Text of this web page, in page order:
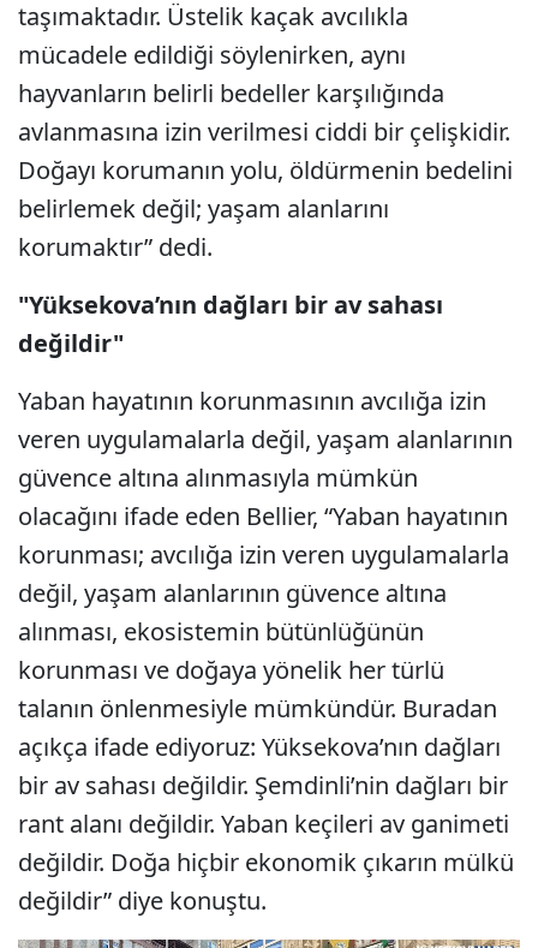
taşımaktadır. Üstelik kaçak avcılıkla
mücadele edildiği söylenirken, aynı
hayvanların belirli bedeller karşılığında
avlanmasına izin verilmesi ciddi bir çelişkidir.
Doğayı korumanın yolu, öldürmenin bedelini
belirlemek değil; yaşam alanlarını
korumaktır” dedi.
"Yüksekova’nın dağları bir av sahası
değildir"
Yaban hayatının korunmasının avcılığa izin
veren uygulamalarla değil, yaşam alanlarının
güvence altına alınmasıyla mümkün
olacağını ifade eden Bellier, “Yaban hayatının
korunması; avcılığa izin veren uygulamalarla
değil, yaşam alanlarının güvence altına
alınması, ekosistemin bütünlüğünün
korunması ve doğaya yönelik her türlü
talanın önlenmesiyle mümkündür. Buradan
açıkça ifade ediyoruz: Yüksekova’nın dağları
bir av sahası değildir. Şemdinli’nin dağları bir
rant alanı değildir. Yaban keçileri av ganimeti
değildir. Doğa hiçbir ekonomik çıkarın mülkü
değildir” diye konuştu.